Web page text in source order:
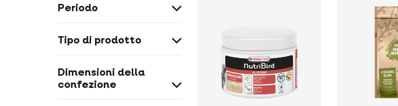
Periodo
Tipo di prodotto
Dimensioni della
confezione